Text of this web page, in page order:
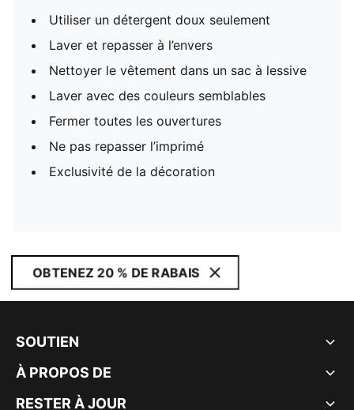
Utiliser un détergent doux seulement
Laver et repasser à l’envers
Nettoyer le vêtement dans un sac à lessive
Laver avec des couleurs semblables
Fermer toutes les ouvertures
Ne pas repasser l’imprimé
Exclusivité de la décoration
OBTENEZ 20 % DE RABAIS
SOUTIEN
À PROPOS DE
RESTER À JOUR